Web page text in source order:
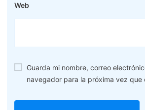
Web
Guarda mi nombre, correo
navegador para la próxima vez que